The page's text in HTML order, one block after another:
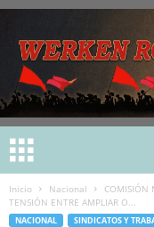
Inicio Nacional
COMISIÓN
TENSIÓN ENTRE AMPLIAR O...
NACIONAL SINDICATOS Y